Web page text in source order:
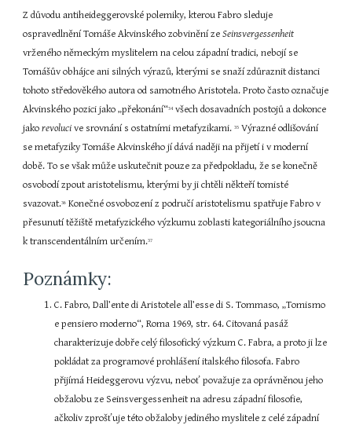
Z důvodu antiheideggerovské polemiky, kterou Fabro sleduje
ospravedlnění Tomáše Akvinského zobvinění ze
vrženého německým myslitelem na celou západní tradici, nebojí se
Tomášův obhájce ani silných výrazů, kterými se snaží zdůraznit distanci
tohoto středověkého autora od samotného Aristotela. Proto často označuje
Akvinského pozici jako „překonání“34 všech dosavadních postojů a dokonce
jako revoluci ve srovnání s ostatními metafyzikami. 35 Výrazné odlišování
se metafyziky Tomáše Akvinského jí dává naději na přijetí i v moderní
době. To se však může uskutečnit pouze za předpokladu, že se konečně
osvobodí zpout aristotelismu, kterými by ji chtěli někteří tomisté
svazovat.36 Konečné osvobození z područí aristotelismu spatřuje Fabro v
přesunutí těžiště metafyzického výzkumu zoblasti kategoriálního jsoucna
k transcendentálním určením.37
Poznámky:
C. Fabro, Dall’ente di Aristotele all’esse di S. Tommaso, „Tomismo
e pensiero moderno“, Roma 1969, str. 64. Citovaná pasáž
charakterizuje dobře celý filosofický výzkum C. Fabra, a proto ji lze
pokládat za programové prohlášení italského filosofa. Fabro
přijímá Heideggerovu výzvu, neboť považuje za oprávněnou jeho
obžalobu ze Seinsvergessenheit na adresu západní filosofie,
ačkoliv zprošťuje této obžaloby jediného myslitele z celé západní